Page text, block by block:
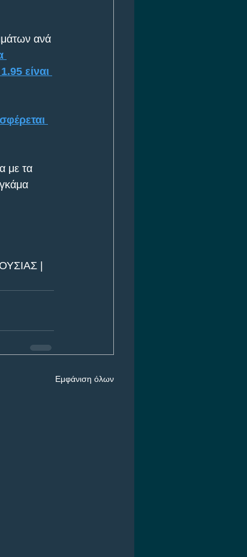
ανά
είναι
με τα
|
Εμφάνιση όλων